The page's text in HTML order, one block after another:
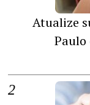
Atualize
Paulo